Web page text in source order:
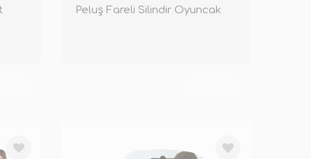
Peluş Fareli Silindir Oyuncak